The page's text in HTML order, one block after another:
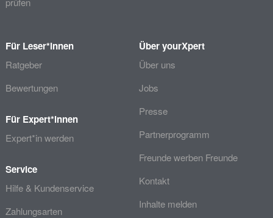
Für Leser*innen
Ratgeber
Bewertungen
Für Expert*innen
Expert*in werden
Service
Hilfe & Kundenservice
Zahlungsarten
Über yourXpert
Über uns
Jobs
Presse
Partnerprogramm
Freunde werben Freunde
Kontakt
Inhalte melden